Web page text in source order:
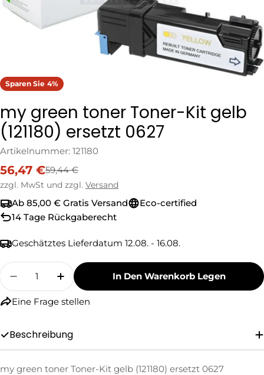
Sparen Sie 4%
my green toner Toner-Kit gelb
(121180) ersetzt 0627
Artikelnummer: 121180
Verkaufspreis
56,47 €
Regulärer
Preis
59,44 €
zzgl. MwSt und zzgl. Versand
Ab 85,00 € Gratis Versand
Eco-certified
14 Tage Rückgaberecht
Geschätztes Lieferdatum 12.08. - 16.08.
Menge
Menge Für My Green Toner Toner-Kit Gelb
Menge Für My Green Toner Toner-
In Den Warenkorb Legen
Eine Frage stellen
Beschreibung
my green toner Toner-Kit gelb (121180) ersetzt 0627